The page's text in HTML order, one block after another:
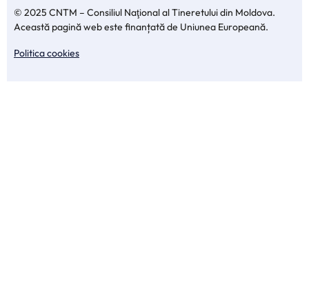
© 2025 CNTM – Consiliul Naţional al Tineretului din Moldova.
Această pagină web este finanțată de Uniunea Europeană.
Politica cookies